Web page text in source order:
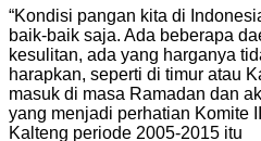
“Kondisi pangan kita di
baik-baik saja. Ada beberapa
kesulitan, ada yang harganya
harapkan, seperti di timur atau
masuk di masa Ramadan dan
yang menjadi perhatian Komite
Kalteng periode 2005-2015 itu